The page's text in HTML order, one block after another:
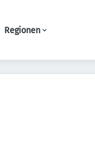
Regionen